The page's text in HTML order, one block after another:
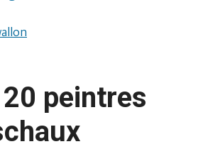
peintres